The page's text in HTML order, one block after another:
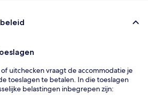
uitchecken vraagt de accommodatie je
toeslagen te betalen. In die toeslagen
belastingen inbegrepen zijn: